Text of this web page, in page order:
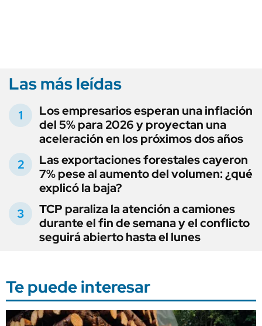
Las más leídas
Los empresarios esperan una inflación
del 5% para 2026 y proyectan una
aceleración en los próximos dos años
Las exportaciones forestales cayeron
7% pese al aumento del volumen: ¿qué
explicó la baja?
TCP paraliza la atención a camiones
durante el fin de semana y el conflicto
seguirá abierto hasta el lunes
Te puede interesar